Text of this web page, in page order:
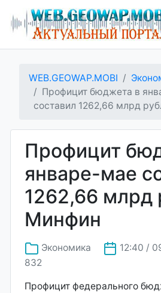
WEB.GEOWAP.MOBI
Профицит бюджета в
составил 1262,66 млрд
Профицит
январе-мае
1262,66 млрд
Минфин
Экономика 12:40 /
832
Профицит федерального